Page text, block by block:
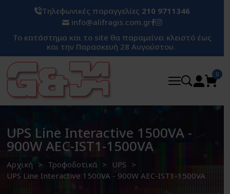
Το κατάστημα και το site θα παραμείνει κλειστό έως
και την Παρασκευή 28 Αυγούστου.
Τηλεφωνικές παραγγελίες 210 9711346
info@alifragis.com.gr
0
UPS Line Interactive 1500VA -
900W AEC-IST1-1500VA
Αρχική Τροφοδοτικά
UPS
UPS Line Interactive 1500VA - 900W AEC-IST1-1500VA